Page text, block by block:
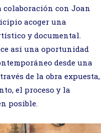
con Joan
acoger una
y documental.
así una oportunidad
desde una
de la obra expuesta,
el proceso y la
posible.